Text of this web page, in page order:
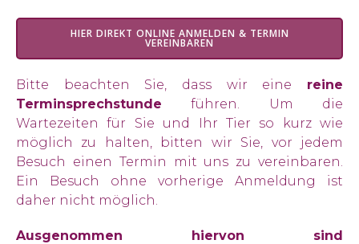
HIER DIREKT ONLINE ANMELDEN & TERMIN
VEREINBAREN
Bitte beachten Sie, dass wir eine reine
Terminsprechstunde führen. Um die
Wartezeiten für Sie und Ihr Tier so kurz wie
möglich zu halten, bitten wir Sie, vor jedem
Besuch einen Termin mit uns zu vereinbaren.
Ein Besuch ohne vorherige Anmeldung ist
daher nicht möglich.
Ausgenommen hiervon sind